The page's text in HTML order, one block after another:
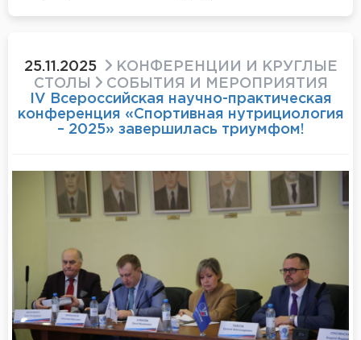
25.11.2025
КОНФЕРЕНЦИИ И КРУГЛЫЕ
СТОЛЫ
СОБЫТИЯ И МЕРОПРИЯТИЯ
IV Всероссийская научно-практическая
конференция «Спортивная нутрициология
– 2025» завершилась триумфом!